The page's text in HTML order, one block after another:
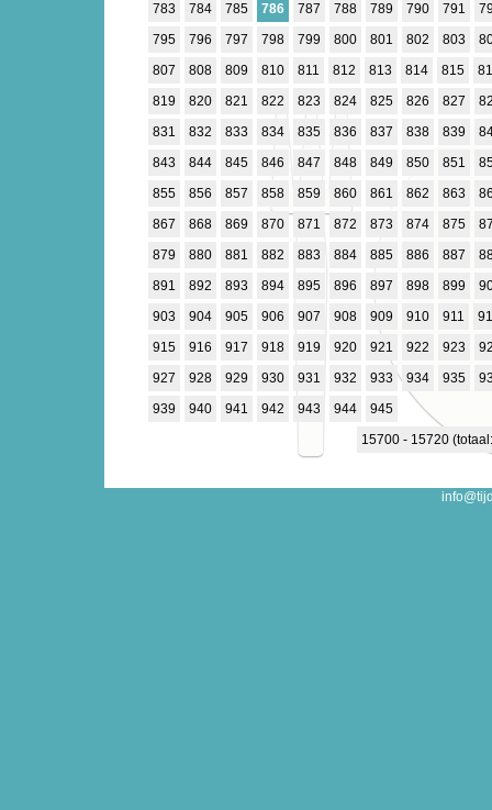
783
784 785 786 787 788 789 790 791
795
796 797 798 799 800 801 802 803
807
808 809 810 811 812 813 814 815
819
820 821 822 823 824 825 826 827
831
832 833 834 835 836 837 838 839
843
844 845 846 847 848 849 850 851
855
856 857 858 859 860 861 862 863
867
868 869 870 871 872 873 874 875
879
880 881 882 883 884 885 886 887
891
892 893 894 895 896 897 898 899
903
904 905 906 907 908 909 910 911
915
916 917 918 919 920 921 922 923
927
928 929 930 931 932 933 934 935
939
940 941 942 943 944
945
15700 - 15720